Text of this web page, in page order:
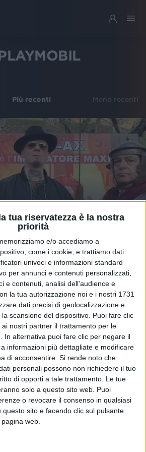
tua riservatezza è la nostra
priorità
e/o accediamo a
come i cookie, e trattiamo dati
univoci e informazioni standard
per annunci e contenuti personalizzati,
e contenuti, analisi dell'audience e
la tua autorizzazione noi e i nostri 1731
dati precisi di geolocalizzazione e
scansione del dispositivo. Puoi fare clic
nostri partner il trattamento per le
In alternativa puoi fare clic per negare il
informazioni più dettagliate e modificare
di acconsentire. Si rende noto che
personali possono non richiedere il tuo
di opporti a tale trattamento. Le tue
solo a questo sito web. Puoi
o revocare il consenso in qualsiasi
sito e facendo clic sul pulsante
web.
Più recenti Meno recenti
album “ReAle” c'è anche Il
che vince non si cambia”
Contattaci
Lavora con noi